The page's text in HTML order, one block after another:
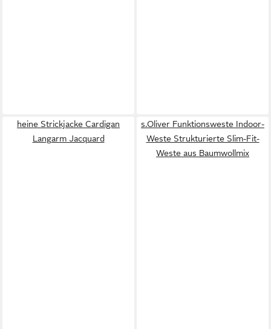
heine Strickjacke Cardigan
Langarm Jacquard
s.Oliver Funktionsweste Indoor-
Weste Strukturierte Slim-Fit-
Weste aus Baumwollmix